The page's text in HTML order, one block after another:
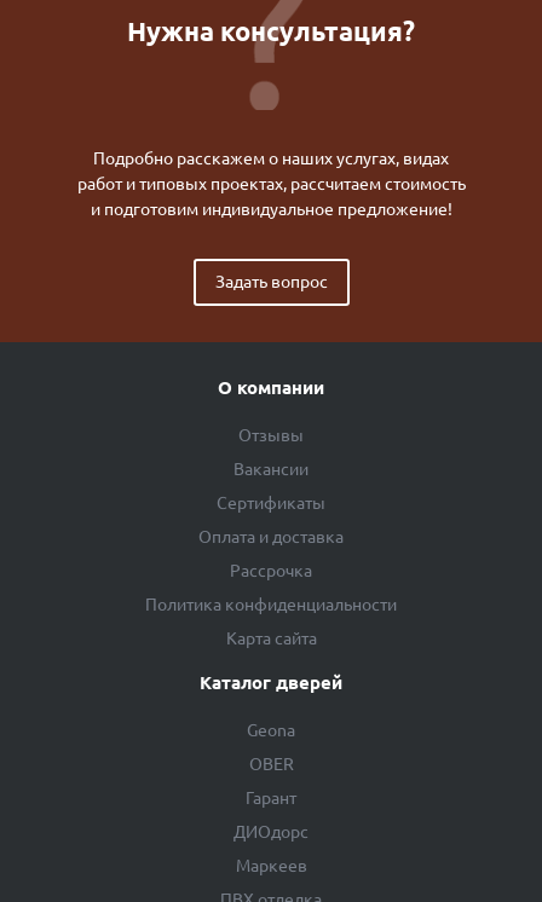
Нужна консультация?
Подробно расскажем о наших услугах, видах
работ и типовых проектах, рассчитаем стоимость
и подготовим индивидуальное предложение!
Задать вопрос
О компании
Отзывы
Вакансии
Сертификаты
Оплата и доставка
Рассрочка
Политика конфиденциальности
Карта сайта
Каталог дверей
Geona
OBER
Гарант
ДИОдорс
Маркеев